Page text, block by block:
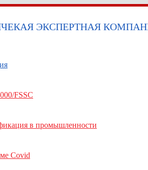
ЭКСПЕРТНАЯ
FSSC
в промышленности
Covid